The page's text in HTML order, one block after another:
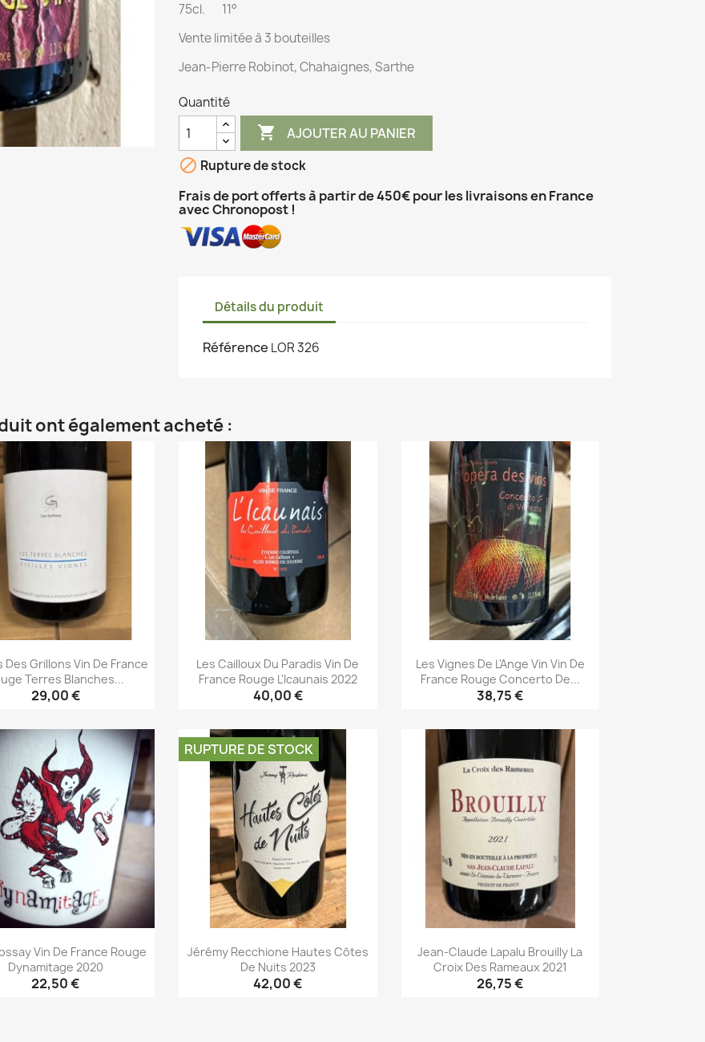
75cl. 11°
Vente limitée à 3 bouteilles
Jean-Pierre Robinot, Chahaignes, Sarthe
Quantité
 AJOUTER AU PANIER
 Rupture de stock
Frais de port offerts à partir de 450€ pour les livraisons en France
avec Chronopost !
Détails du produit
Référence LOR 326
ont également acheté :
Des Grillons Vin De France
Terres Blanches...
29,00 €
Aperçu rapide
Les Cailloux Du Paradis Vin De
France Rouge L'Icaunais 2022
40,00 €
Aperçu rapide
Les Vignes De L'Ange Vin Vin De
France Rouge Concerto De...
38,75 €
Aperçu rapide
Vin De France Rouge
Dynamitage 2020
22,50 €
Jérémy Recchione Hautes Côtes
De Nuits 2023
42,00 €
RUPTURE DE STOCK
Jean-Claude Lapalu Brouilly La
Croix Des Rameaux 2021
26,75 €